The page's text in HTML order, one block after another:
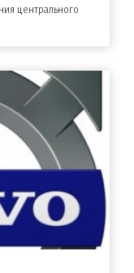
центрального